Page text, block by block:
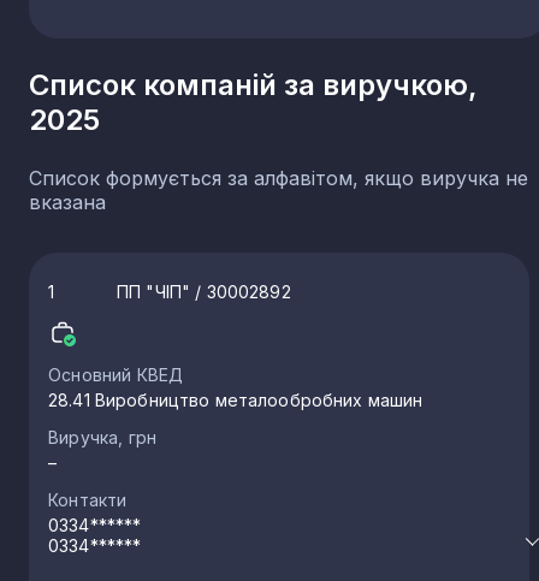
Список компаній за виручкою,
2025
Список формується за алфавітом, якщо виручка не
вказана
1 ПП "ЧІП" / 30002892
Основний КВЕД
28.41 Виробництво металообробних машин
Виручка, грн
–
Контакти
0334******
0334******